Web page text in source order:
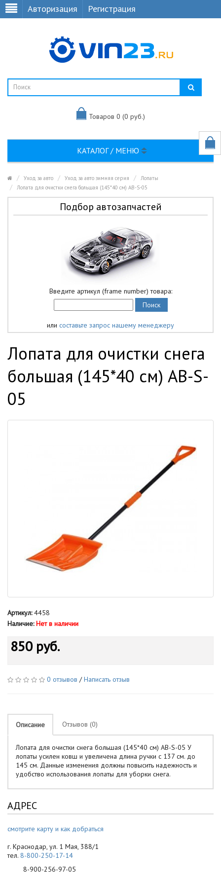
Авторизация Регистрация
Товаров 0 (0 руб.)
КАТАЛОГ / МЕНЮ
Уход за авто Уход за авто зимняя серия
Лопаты
Лопата для очистки снега большая (145*40 см) AB-S-05
Подбор автозапчастей
Введите артикул (frame number) товара:
или составьте запрос нашему менеджеру
Лопата для очистки снега
большая (145*40 см) AB-S-
05
Артикул:4458
Наличие: Нет в наличии
850 руб.
0 отзывов /Написать отзыв
Описание Отзывов (0)
Лопата для очистки снега большая (145*40 см) AB-S-05 У
лопаты усилен ковш и увеличена длина ручки с 137 см. до
145 см. Данные изменения должны повысить надежность и
удобство использования лопаты для уборки снега.
АДРЕС
смотрите карту и как добраться
г. Краснодар, ул. 1 Мая, 388/1
тел. 8-800-250-17-14
8-900-256-97-05